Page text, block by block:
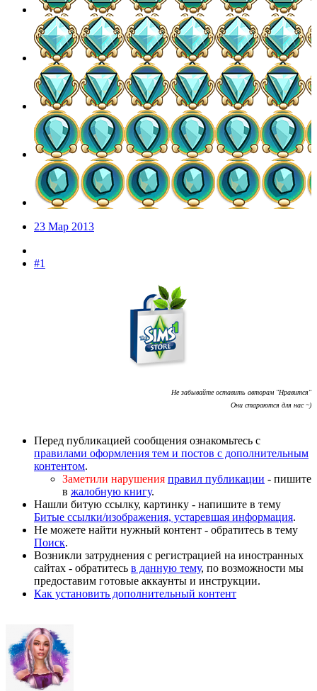
23 Мар 2013
#1
Не забывайте оставить авторам "Нравится"
Они стараются для нас ~)
Перед публикацией сообщения ознакомьтесь с
правилами оформления тем и постов с дополнительным
контентом.
Заметили нарушения правил публикации - пишите
в жалобную книгу.
Нашли битую ссылку, картинку - напишите в тему
Битые ссылки/изображения, устаревшая информация.
Не можете найти нужный контент - обратитесь в тему
Поиск.
Возникли затруднения с регистрацией на иностранных
сайтах - обратитесь в данную тему, по возможности мы
предоставим готовые аккаунты и инструкции.
Как установить дополнительный контент